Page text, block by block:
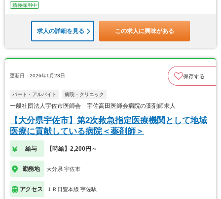
積極採用中
求人の詳細を見る この求人に興味がある
更新日：2026年1月23日 保存する
パート・アルバイト 病院・クリニック
一般社団法人宇佐市医師会 宇佐高田医師会病院の薬剤師求人
【大分県宇佐市】第2次救急指定医療機関として地域
医療に貢献している病院＜薬剤師＞
給与 【時給】2,200円～
勤務地 大分県 宇佐市
アクセス ＪＲ日豊本線 宇佐駅